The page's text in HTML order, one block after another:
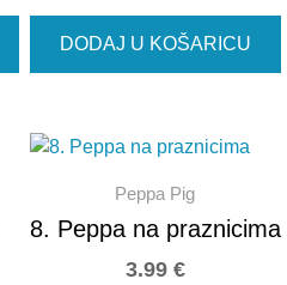
DODAJ U KOŠARICU
Peppa Pig
8. Peppa na praznicima
3.99 €